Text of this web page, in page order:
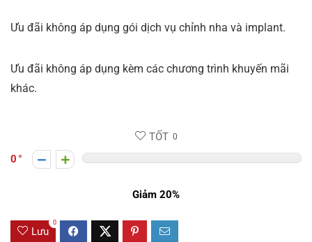
Ưu đãi không áp dụng gói dịch vụ chỉnh nha và implant.
Ưu đãi không áp dụng kèm các chương trình khuyến mãi
khác.
TỐT 0
0
Giảm 20%
Lưu
0